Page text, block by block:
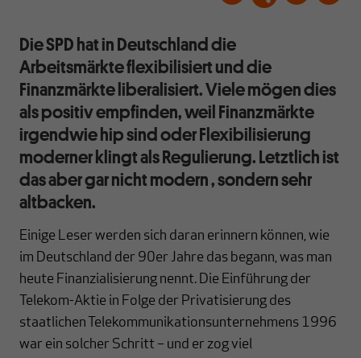
Die SPD hat in Deutschland die
Arbeitsmärkte flexibilisiert und die
Finanzmärkte liberalisiert. Viele mögen dies
als positiv empfinden, weil Finanzmärkte
irgendwie hip sind oder Flexibilisierung
moderner klingt als Regulierung. Letztlich ist
das aber gar nicht modern , sondern sehr
altbacken.
Einige Leser werden sich daran erinnern können, wie
im Deutschland der 90er Jahre das begann, was man
heute Finanzialisierung nennt. Die Einführung der
Telekom-Aktie in Folge der Privatisierung des
staatlichen Telekommunikationsunternehmens 1996
war ein solcher Schritt – und er zog viel